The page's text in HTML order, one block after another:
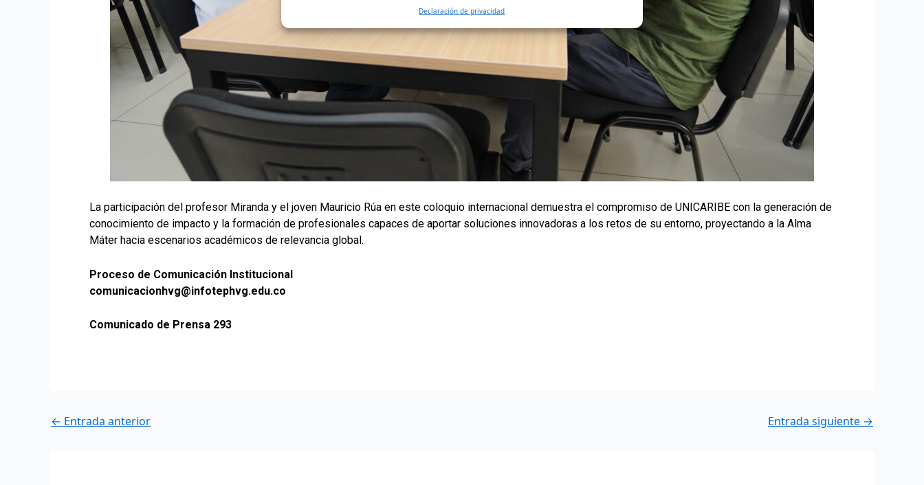
Declaración de privacidad
La participación del profesor Miranda y el joven Mauricio Rúa en este coloquio internacional demuestra el compromiso de UNICARIBE con la generación de
conocimiento de impacto y la formación de profesionales capaces de aportar soluciones innovadoras a los retos de su entorno, proyectando a la Alma
Máter hacia escenarios académicos de relevancia global.
Proceso de Comunicación Institucional
comunicacionhvg@infotephvg.edu.co
Comunicado de Prensa 293
← Entrada anterior Entrada siguiente →